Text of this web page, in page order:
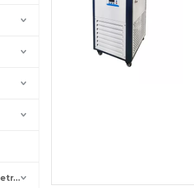
Análisis de elementos orgánicos y pretratamiento